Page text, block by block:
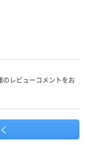
のレビューコメントをお